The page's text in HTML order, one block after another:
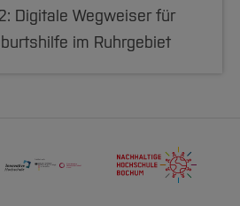
Digitale Wegweiser für
im Ruhrgebiet